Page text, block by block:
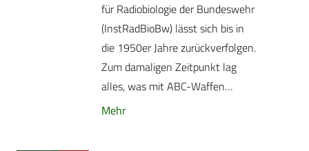
für Radiobiologie der Bundeswehr
(InstRadBioBw) lässt sich bis in
die 1950er Jahre zurückverfolgen.
Zum damaligen Zeitpunkt lag
alles, was mit ABC-Waffen…
Mehr